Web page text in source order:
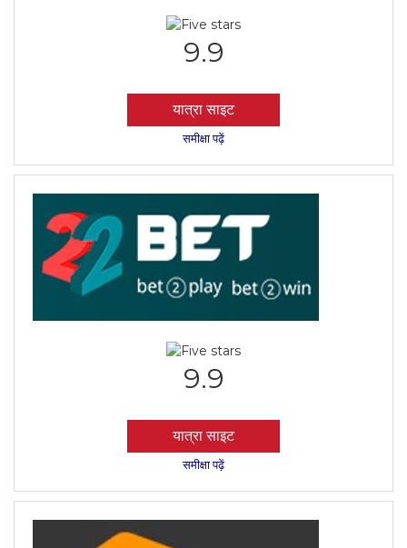
9.9
यात्रा साइट
समीक्षा पढ़ें
9.9
यात्रा साइट
समीक्षा पढ़ें